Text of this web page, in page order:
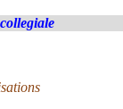
collegiale